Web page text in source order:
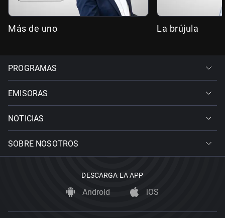
Más de uno La brújula
PROGRAMAS
EMISORAS
NOTICIAS
SOBRE NOSOTROS
DESCARGA LA APP
Android iOS